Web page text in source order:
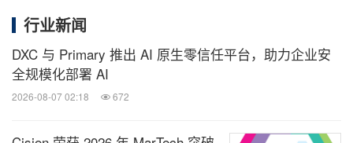
行业新闻
DXC 与 Primary 推出 AI 原生零信任平台，助力企业安
全规模化部署 AI
2026-08-07 02:18 672